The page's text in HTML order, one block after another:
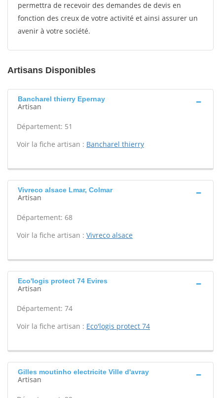
permettra de recevoir des demandes de devis en
fonction des creux de votre activité et ainsi assurer un
avenir à votre société.
Artisans Disponibles
Bancharel thierry Epernay
Artisan
Département: 51
Voir la fiche artisan : Bancharel thierry
Vivreco alsace Lmar, Colmar
Artisan
Département: 68
Voir la fiche artisan : Vivreco alsace
Eco'logis protect 74 Evires
Artisan
Département: 74
Voir la fiche artisan : Eco'logis protect 74
Gilles moutinho electricite Ville d'avray
Artisan